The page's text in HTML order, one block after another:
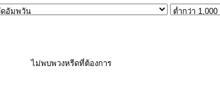
ไม่พบพวงหรีดที่ต้องการ